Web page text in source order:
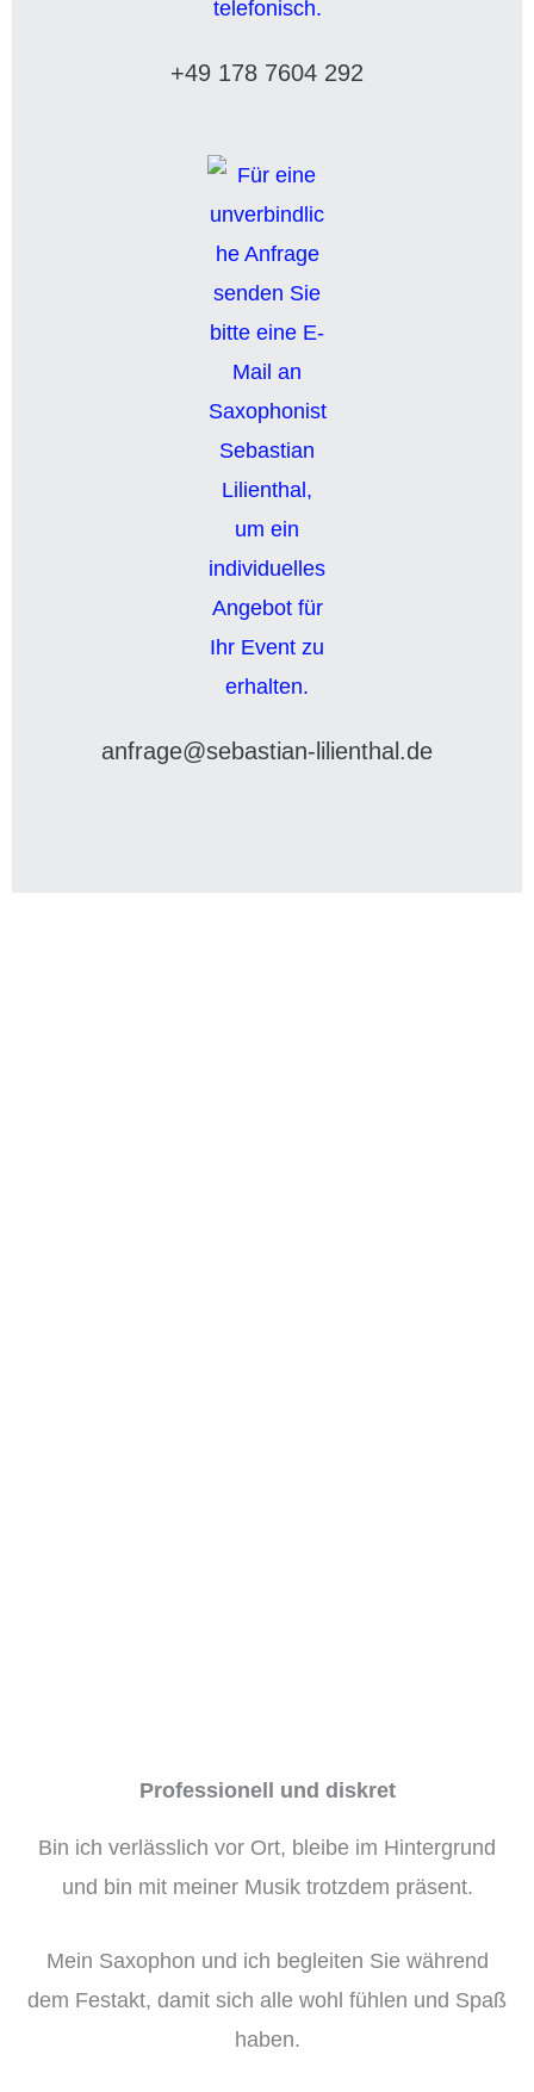
+49 178 7604 292
anfrage@sebastian-lilienthal.de
Professionell und diskret
Bin ich verlässlich vor Ort, bleibe im Hintergrund
und bin mit meiner Musik trotzdem präsent.
Mein Saxophon und ich begleiten Sie während
dem Festakt, damit sich alle wohl fühlen und Spaß
haben.